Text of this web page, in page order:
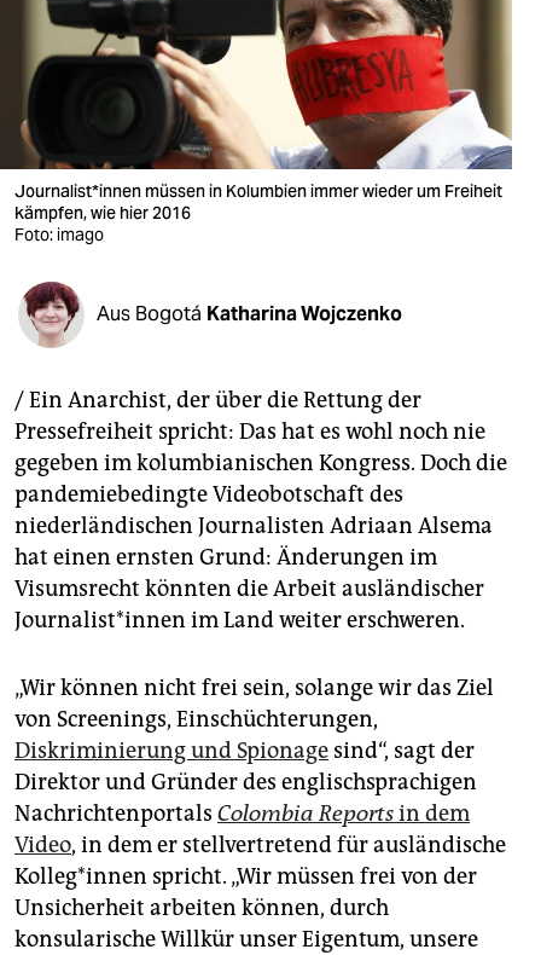
nord
wahrheit
verlag
verlag
veranstaltungen
shop
fragen & hilfe
abo
genossenschaft
epaper login
Journalist*innen müssen in Kolumbien immer wieder um Freiheit
kämpfen, wie hier 2016
Foto: imago
Aus Bogotá Katharina Wojczenko
/ Ein Anarchist, der über die Rettung der
Pressefreiheit spricht: Das hat es wohl noch nie
gegeben im kolumbianischen Kongress. Doch die
pandemiebedingte Videobotschaft des
niederländischen Journalisten Adriaan Alsema
hat einen ernsten Grund: Änderungen im
Visumsrecht könnten die Arbeit ausländischer
Journalist*innen im Land weiter erschweren.
„Wir können nicht frei sein, solange wir das Ziel
von Screenings, Einschüchterungen,
Diskriminierung und Spionage sind“, sagt der
Direktor und Gründer des englischsprachigen
Nachrichtenportals Colombia Reportsin dem
Video, in dem er stellvertretend für ausländische
Kolleg*innen spricht. „Wir müssen frei von der
Unsicherheit arbeiten können, durch
konsularische Willkür unser Eigentum, unsere